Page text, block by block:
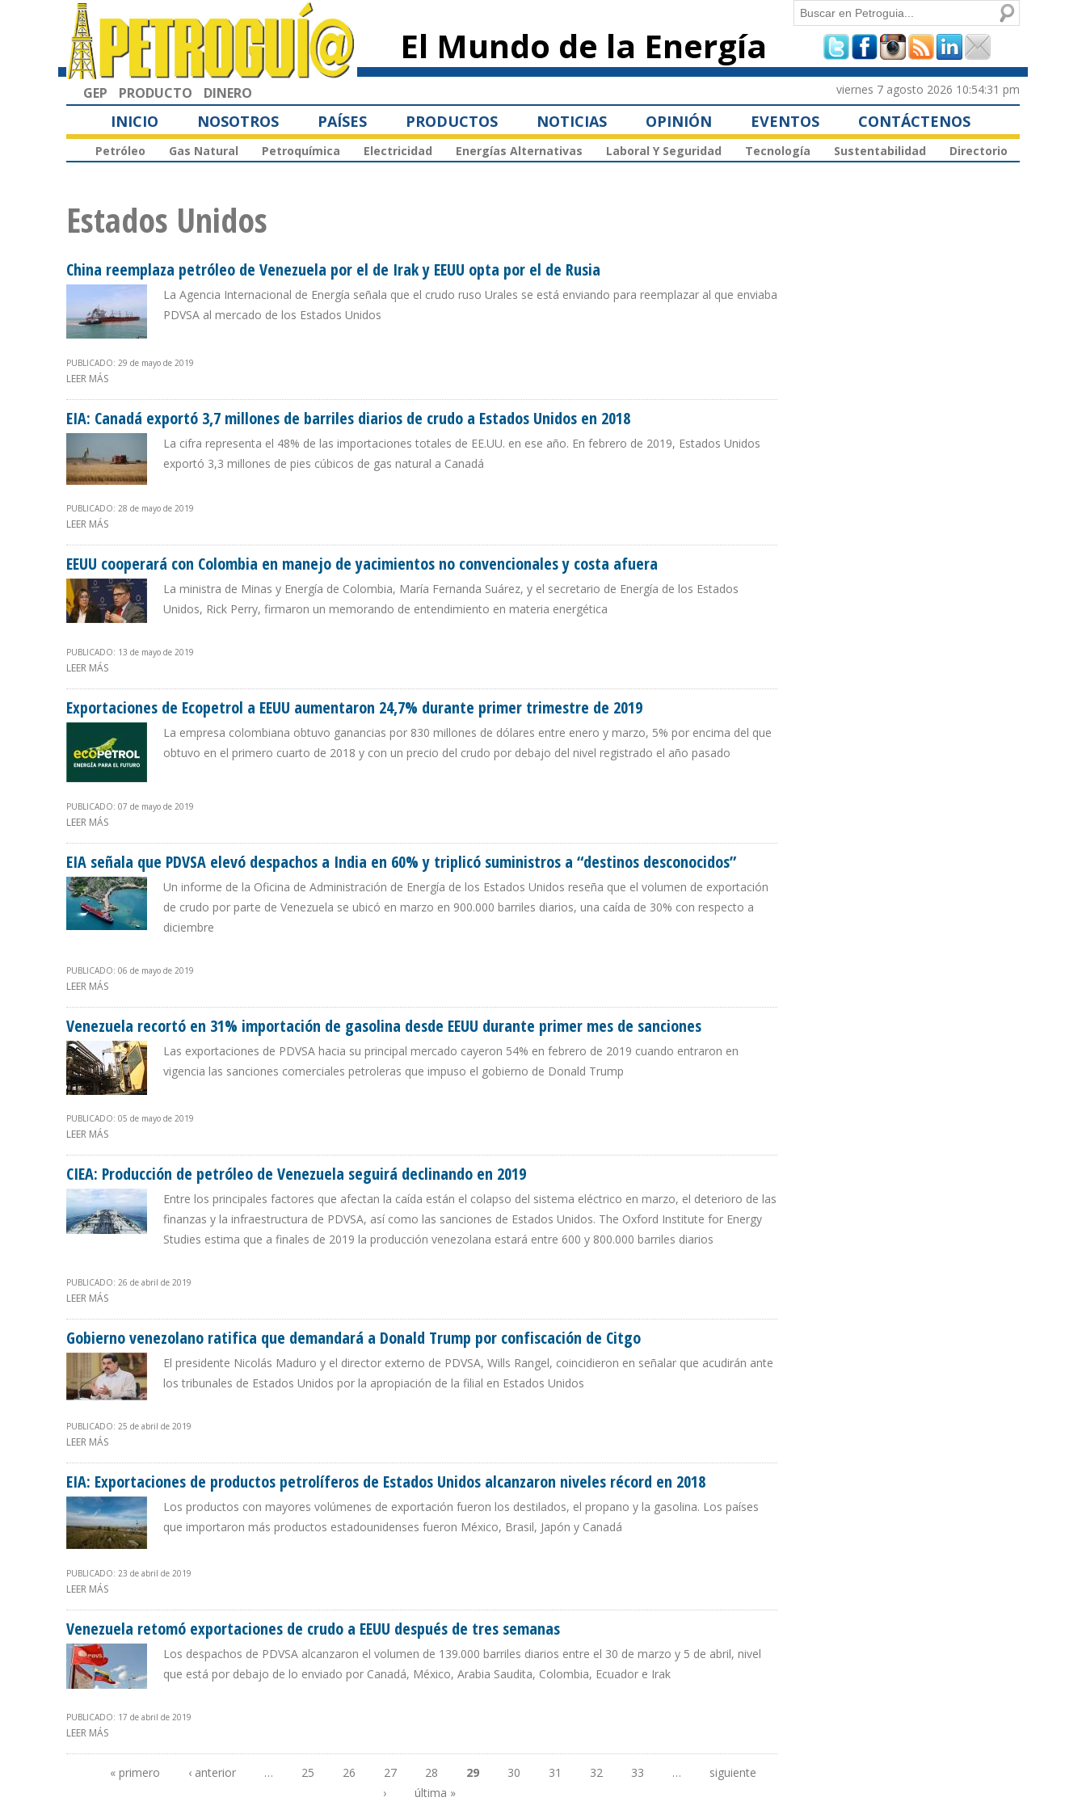
principal
El Mundo de la Energía
Formulario de
búsqueda
Buscar
GEP PRODUCTO DINERO viernes 7 agosto 2026 10:54:31 pm
INICIO NOSOTROS PAÍSES PRODUCTOS NOTICIAS OPINIÓN EVENTOS CONTÁCTENOS
Petróleo Gas Natural Petroquímica Electricidad Energías Alternativas Laboral Y Seguridad Tecnología Sustentabilidad Directorio
Estados Unidos
China reemplaza petróleo de Venezuela por el de Irak y EEUU opta por el de Rusia
La Agencia Internacional de Energía señala que el crudo ruso Urales se está enviando para reemplazar al que enviaba
PDVSA al mercado de los Estados Unidos
PUBLICADO: 29 de mayo de 2019
LEER MÁS
EIA: Canadá exportó 3,7 millones de barriles diarios de crudo a Estados Unidos en 2018
La cifra representa el 48% de las importaciones totales de EE.UU. en ese año. En febrero de 2019, Estados Unidos
exportó 3,3 millones de pies cúbicos de gas natural a Canadá
PUBLICADO: 28 de mayo de 2019
LEER MÁS
EEUU cooperará con Colombia en manejo de yacimientos no convencionales y costa afuera
La ministra de Minas y Energía de Colombia, María Fernanda Suárez, y el secretario de Energía de los Estados
Unidos, Rick Perry, firmaron un memorando de entendimiento en materia energética
PUBLICADO: 13 de mayo de 2019
LEER MÁS
Exportaciones de Ecopetrol a EEUU aumentaron 24,7% durante primer trimestre de 2019
La empresa colombiana obtuvo ganancias por 830 millones de dólares entre enero y marzo, 5% por encima del que
obtuvo en el primero cuarto de 2018 y con un precio del crudo por debajo del nivel registrado el año pasado
PUBLICADO: 07 de mayo de 2019
LEER MÁS
EIA señala que PDVSA elevó despachos a India en 60% y triplicó suministros a “destinos desconocidos”
Un informe de la Oficina de Administración de Energía de los Estados Unidos reseña que el volumen de exportación
de crudo por parte de Venezuela se ubicó en marzo en 900.000 barriles diarios, una caída de 30% con respecto a
diciembre
PUBLICADO: 06 de mayo de 2019
LEER MÁS
Venezuela recortó en 31% importación de gasolina desde EEUU durante primer mes de sanciones
Las exportaciones de PDVSA hacia su principal mercado cayeron 54% en febrero de 2019 cuando entraron en
vigencia las sanciones comerciales petroleras que impuso el gobierno de Donald Trump
PUBLICADO: 05 de mayo de 2019
LEER MÁS
CIEA: Producción de petróleo de Venezuela seguirá declinando en 2019
Entre los principales factores que afectan la caída están el colapso del sistema eléctrico en marzo, el deterioro de las
finanzas y la infraestructura de PDVSA, así como las sanciones de Estados Unidos. The Oxford Institute for Energy
Studies estima que a finales de 2019 la producción venezolana estará entre 600 y 800.000 barriles diarios
PUBLICADO: 26 de abril de 2019
LEER MÁS
Gobierno venezolano ratifica que demandará a Donald Trump por confiscación de Citgo
El presidente Nicolás Maduro y el director externo de PDVSA, Wills Rangel, coincidieron en señalar que acudirán ante
los tribunales de Estados Unidos por la apropiación de la filial en Estados Unidos
PUBLICADO: 25 de abril de 2019
LEER MÁS
EIA: Exportaciones de productos petrolíferos de Estados Unidos alcanzaron niveles récord en 2018
Los productos con mayores volúmenes de exportación fueron los destilados, el propano y la gasolina. Los países
que importaron más productos estadounidenses fueron México, Brasil, Japón y Canadá
PUBLICADO: 23 de abril de 2019
LEER MÁS
Venezuela retomó exportaciones de crudo a EEUU después de tres semanas
Los despachos de PDVSA alcanzaron el volumen de 139.000 barriles diarios entre el 30 de marzo y 5 de abril, nivel
que está por debajo de lo enviado por Canadá, México, Arabia Saudita, Colombia, Ecuador e Irak
PUBLICADO: 17 de abril de 2019
LEER MÁS
« primero ‹ anterior … 25 26 27 28 29 30 31 32 33 …
siguiente
›
última »